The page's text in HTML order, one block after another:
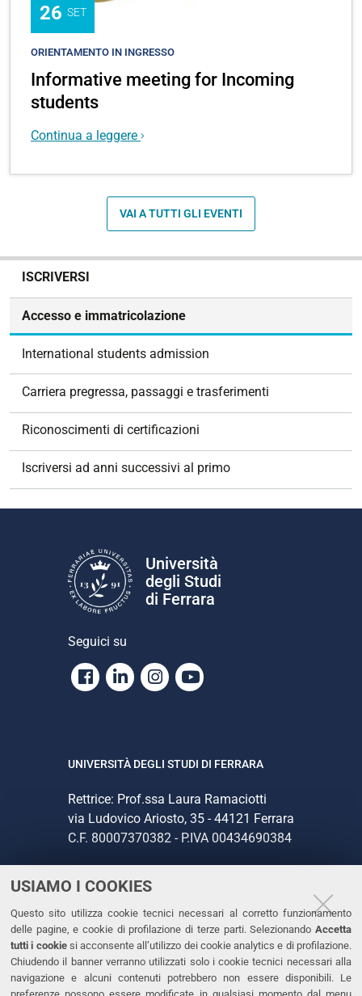
USIAMO I COOKIES
Questo sito utilizza cookie tecnici necessari al corretto funzionamento
delle pagine, e cookie di profilazione di terze parti. Selezionando Accetta
tutti i cookiesi acconsente all’utilizzo dei cookie analytics e di profilazione.
Chiudendo il banner verranno utilizzati solo i cookie tecnici necessari alla
navigazione e alcuni contenuti potrebbero non essere disponibili. Le
preferenze possono essere modificate in qualsiasi momento dal menu
26 SET
ORIENTAMENTO IN INGRESSO
Informative meeting for Incoming
students
Continua a leggere
VAI A TUTTI GLI EVENTI
ISCRIVERSI
Accesso e immatricolazione
International students admission
Carriera pregressa, passaggi e trasferimenti
Riconoscimenti di certificazioni
Iscriversi ad anni successivi al primo
Università
degli Studi
di Ferrara
Seguici su
Facebook
LinkedinInstagram
Youtube
UNIVERSITÀ DEGLI STUDI DI FERRARA
Rettrice: Prof.ssa Laura Ramaciotti
via Ludovico Ariosto, 35 - 44121 Ferrara
C.F. 80007370382 - P.IVA 00434690384
CONTATTI
Tel. +39 0532 293111
Fax. +39 0532 293031
PEC